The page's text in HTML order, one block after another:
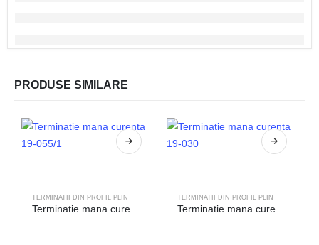
PRODUSE SIMILARE
TERMINATII DIN PROFIL PLIN TERMINATII DIN PROFIL PLIN